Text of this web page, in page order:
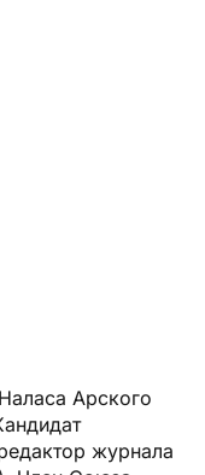
Арского
журнала